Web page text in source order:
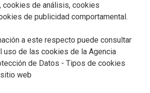
cookies de análisis, cookies
de publicidad comportamental.
a este respecto puede consultar
de las cookies de la Agencia
de Datos - Tipos de cookies
web